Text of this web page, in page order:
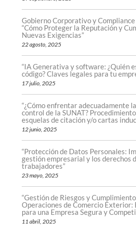
Gobierno Corporativo y
“Cómo Proteger la Reputación y
Nuevas Exigencias”
22 agosto, 2025
“IA Generativa y software: ¿Quién
código? Claves legales para tu
17 julio, 2025
“¿Cómo enfrentar adecuadamente
control de la SUNAT?
esquelas de citación y/o cartas
12 junio, 2025
“Protección de Datos Personales:
gestión empresarial y los derechos
trabajadores”
23 mayo, 2025
“Gestión de Riesgos y
Operaciones de Comercio Exterior:
para una Empresa Segura y
11 abril, 2025